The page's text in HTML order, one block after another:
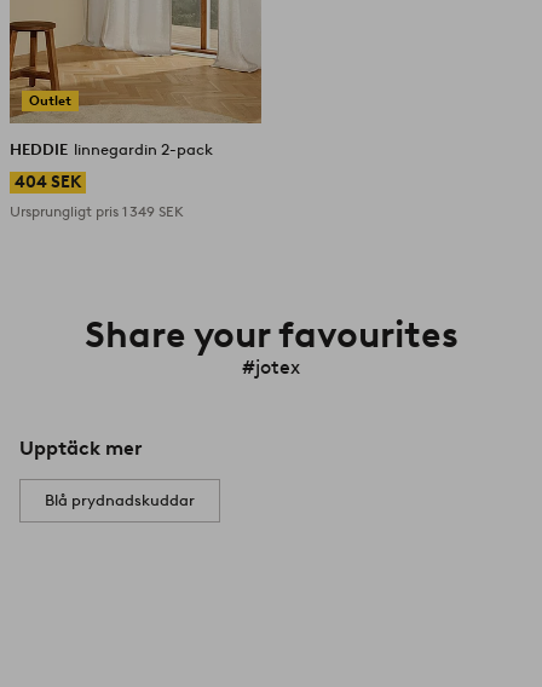
Outlet
HEDDIE linnegardin 2-pack
404 SEK
Ursprungligt pris 1 349 SEK
Share your favourites
#jotex
Upptäck mer
Blå prydnadskuddar